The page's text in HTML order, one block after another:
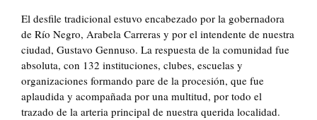
El desfile tradicional estuvo encabezado por la gobernadora
de Río Negro, Arabela Carreras y por el intendente de nuestra
ciudad, Gustavo Gennuso. La respuesta de la comunidad fue
absoluta, con 132 instituciones, clubes, escuelas y
organizaciones formando pare de la procesión, que fue
aplaudida y acompañada por una multitud, por todo el
trazado de la arteria principal de nuestra querida localidad.